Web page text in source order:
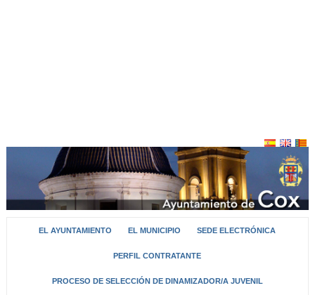
EL AYUNTAMIENTO EL MUNICIPIO SEDE ELECTRÓNICA
PERFIL CONTRATANTE
PROCESO DE SELECCIÓN DE DINAMIZADOR/A JUVENIL